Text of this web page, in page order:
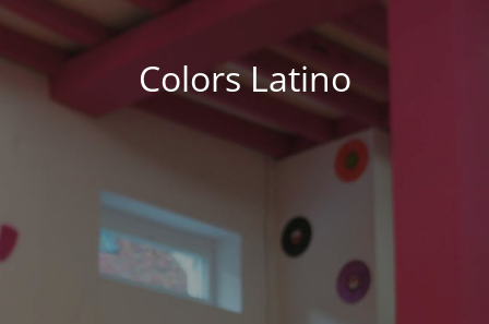
Colors Latino